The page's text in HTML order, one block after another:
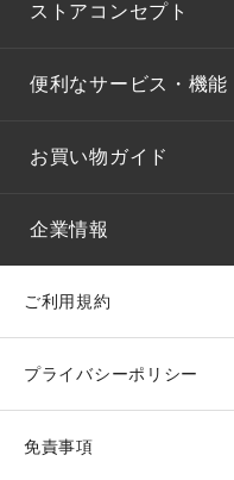
ストアコンセプト
便利なサービス・機能
お買い物ガイド
企業情報
ご利用規約
プライバシーポリシー
免責事項